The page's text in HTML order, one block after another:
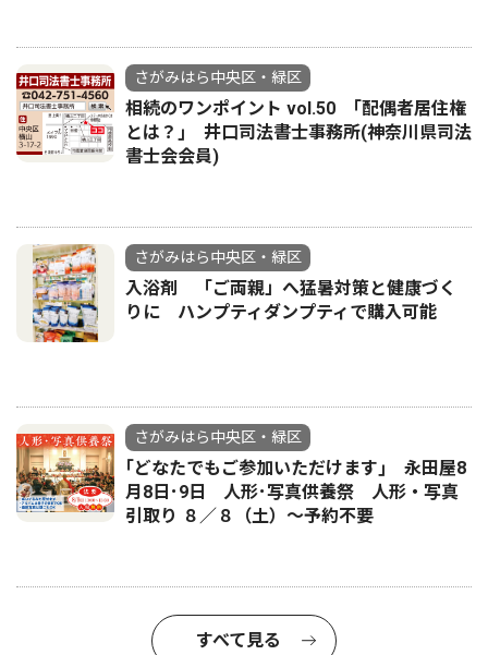
さがみはら中央区・緑区
相続のワンポイント vol.50 ｢配偶者居住権
とは？｣ 井口司法書士事務所(神奈川県司法
書士会会員)
さがみはら中央区・緑区
入浴剤 「ご両親」へ猛暑対策と健康づく
りに ハンプティダンプティで購入可能
さがみはら中央区・緑区
｢どなたでもご参加いただけます｣ 永田屋8
月8日･9日 人形･写真供養祭 人形・写真
引取り ８／８（土）〜予約不要
すべて見る